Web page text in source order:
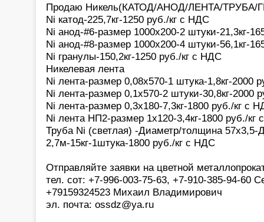
Продаю Никель(КАТОД/АНОД/ЛЕНТА/ТРУБА/
Ni катод-225,7кг-1250 руб./кг с НДС
Ni анод-#6-размер 1000х200-2 штуки-21,3кг-
Ni анод-#8-размер 1000х200-4 штуки-56,1кг-
Ni гранулы-150,2кг-1250 руб./кг с НДС
Никелевая лента
Ni лента-размер 0,08х570-1 штука-1,8кг-2000
Ni лента-размер 0,1х570-2 штуки-30,8кг-2000
Ni лента-размер 0,3х180-7,3кг-1800 руб./кг с
Ni лента НП2-размер 1х120-3,4кг-1800 руб./кг
Труба Ni (светлая) -Диаметр/толщина 57х3,5-
2,7м-15кг-1штука-1800 руб./кг с НДС
Отправляйте заявки на цветной
тел. сот: +7-996-003-75-63, +7-910-385-94-60
+79159324523 Михаил Владимирович
эл. почта: ossdz@ya.ru